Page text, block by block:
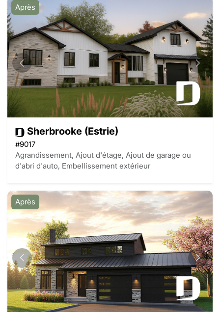
Après
Sherbrooke (Estrie)
#9017
Agrandissement, Ajout d'étage, Ajout de garage ou
d'abri d'auto, Embellissement extérieur
Après